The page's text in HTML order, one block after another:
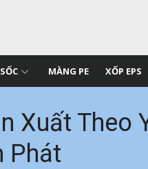
MÀNG PE XỐP EPS
Xuất Theo
Phát